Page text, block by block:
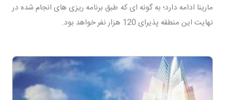
مارینا ادامه دارد؛ به گونه ای که طبق برنامه ریزی های انجام شده در
نهایت این منطقه پذیرای 120 هزار نفر خواهد بود.